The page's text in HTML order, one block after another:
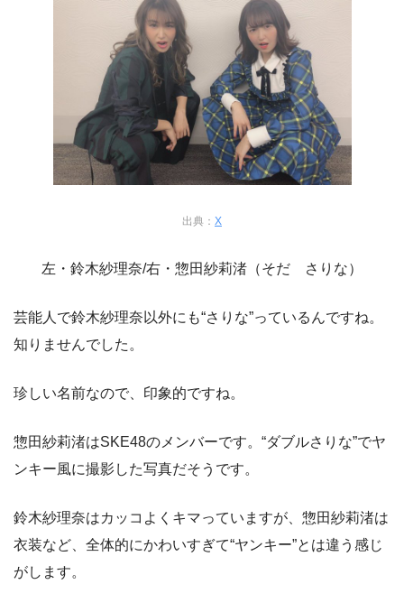
出典： X
左・鈴木紗理奈/右・惣田紗莉渚（そだ さりな）
芸能人で鈴木紗理奈以外にも“さりな”っているんですね。
知りませんでした。
珍しい名前なので、印象的ですね。
惣田紗莉渚はSKE48のメンバーです。“ダブルさりな”でヤ
ンキー風に撮影した写真だそうです。
鈴木紗理奈はカッコよくキマっていますが、惣田紗莉渚は
衣装など、全体的にかわいすぎて“ヤンキー”とは違う感じ
がします。